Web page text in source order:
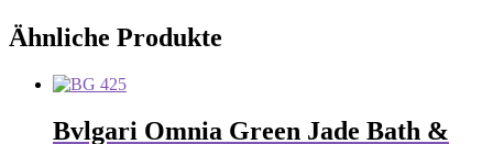
Ähnliche Produkte
Bvlgari Omnia Green Jade Bath &